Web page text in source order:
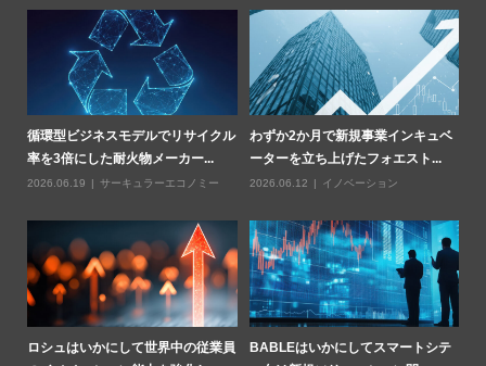
循環型ビジネスモデルでリサイクル
率を3倍にした耐火物メーカー...
2026.06.19 サーキュラーエコノミー
わずか2か月で新規事業インキュベ
ーターを立ち上げたフォエスト...
2026.06.12 イノベーション
ロシュはいかにして世界中の従業員
BABLEはいかにしてスマートシテ